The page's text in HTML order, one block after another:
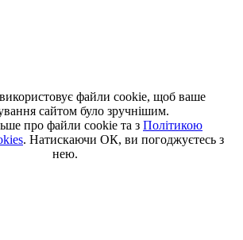
файли cookie, щоб ваше
сайтом було зручнішим.
про файли cookie та з Політикою
. Натискаючи ОК, ви погоджуєтесь з
нею.